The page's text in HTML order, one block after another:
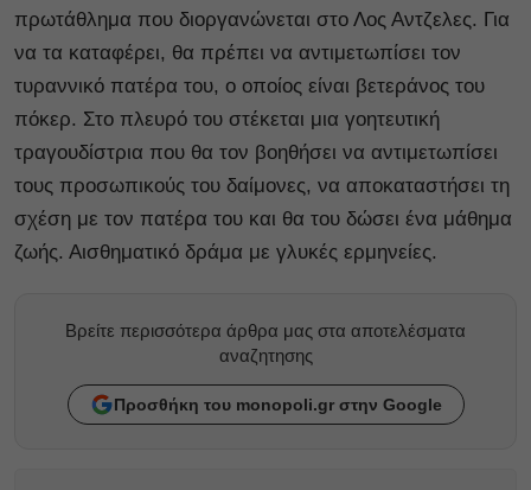
πρωτάθλημα που διοργανώνεται στο Λος Αντζελες. Για
να τα καταφέρει, θα πρέπει να αντιμετωπίσει τον
τυραννικό πατέρα του, ο οποίος είναι βετεράνος του
πόκερ. Στο πλευρό του στέκεται μια γοητευτική
τραγουδίστρια που θα τον βοηθήσει να αντιμετωπίσει
τους προσωπικούς του δαίμονες, να αποκαταστήσει τη
σχέση με τον πατέρα του και θα του δώσει ένα μάθημα
ζωής. Αισθηματικό δράμα με γλυκές ερμηνείες.
Βρείτε περισσότερα άρθρα μας στα αποτελέσματα
αναζητησης
Προσθήκη του monopoli.gr στην Google